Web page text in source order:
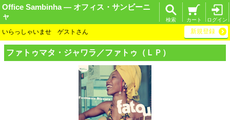
Office Sambinha ― オフィス・サンビーニ
ャ
ログイン
カート
検索
いらっしゃいませ ゲストさん 新規登録
ファトゥマタ・ジャワラ／ファトゥ （ＬＰ）